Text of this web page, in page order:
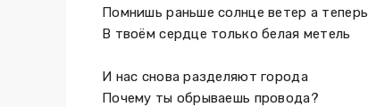
Помнишь раньше солнце ветер а теперь
В твоём сердце только белая метель
И нас снова разделяют города
Почему ты обрываешь провода?